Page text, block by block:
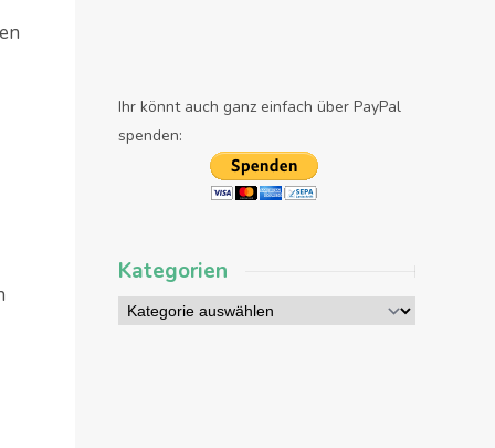
Ihr könnt auch ganz einfach über PayPal
spenden:
Kategorien